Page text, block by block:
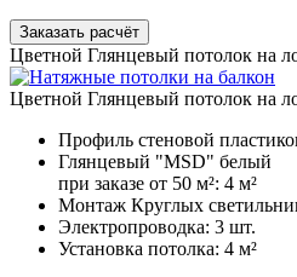
Заказать расчёт
Цветной Глянцевый потолок на
Цветной Глянцевый потолок на
Профиль стеновой
Глянцевый "MSD" белый
при заказе от 50 м²: 4 м²
Монтаж Круглых
Электропроводка: 3 шт.
Установка потолка: 4 м²